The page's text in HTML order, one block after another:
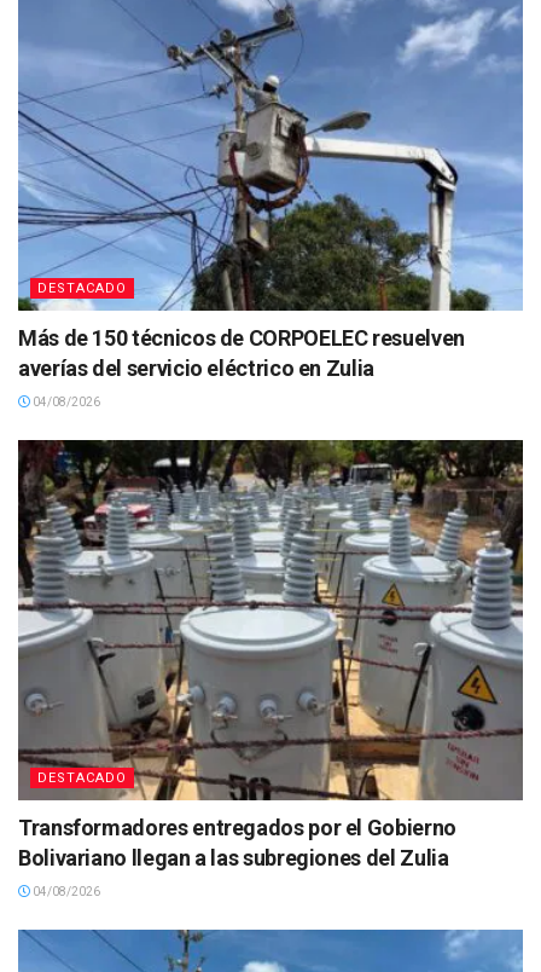
DESTACADO
Más de 150 técnicos de CORPOELEC resuelven
averías del servicio eléctrico en Zulia
04/08/2026
DESTACADO
Transformadores entregados por el Gobierno
Bolivariano llegan a las subregiones del Zulia
04/08/2026